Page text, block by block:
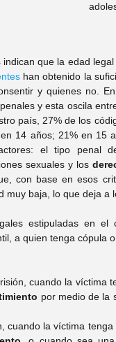
que la edad
han obtenido la
y quienes no. En
y esta oscila
país, 27% de los
14 años; 21% en 15
sexuales y los
con base en esos
muy baja, lo que deja a
estipuladas en
a quien tenga cópula
cuando la víctima
por medio de la
cuando la víctima